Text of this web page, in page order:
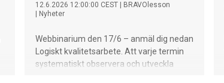
12.6.2026 12:00:00 CEST
BRAVOlesson
Nyheter
Webbinarium den 17/6 – anmäl dig nedan
Logiskt kvalitetsarbete. Att varje termin
systematiskt observera och utveckla